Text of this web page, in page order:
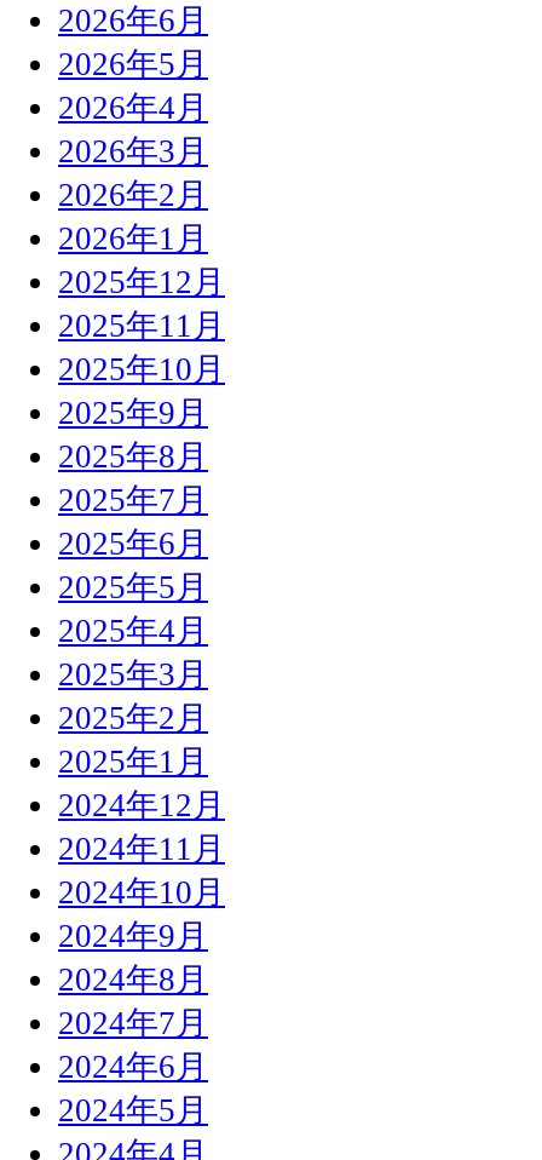
2026年6月
2026年5月
2026年4月
2026年3月
2026年2月
2026年1月
2025年12月
2025年11月
2025年10月
2025年9月
2025年8月
2025年7月
2025年6月
2025年5月
2025年4月
2025年3月
2025年2月
2025年1月
2024年12月
2024年11月
2024年10月
2024年9月
2024年8月
2024年7月
2024年6月
2024年5月